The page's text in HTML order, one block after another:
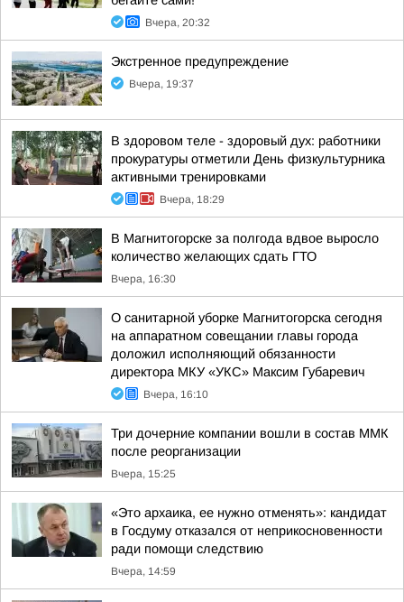
Вчера, 20:32
Экстренное предупреждение
Вчера, 19:37
В здоровом теле - здоровый дух: работники
прокуратуры отметили День физкультурника
активными тренировками
Вчера, 18:29
В Магнитогорске за полгода вдвое выросло
количество желающих сдать ГТО
Вчера, 16:30
О санитарной уборке Магнитогорска сегодня
на аппаратном совещании главы города
доложил исполняющий обязанности
директора МКУ «УКС» Максим Губаревич
Вчера, 16:10
Три дочерние компании вошли в состав ММК
после реорганизации
Вчера, 15:25
«Это архаика, ее нужно отменять»: кандидат
в Госдуму отказался от неприкосновенности
ради помощи следствию
Вчера, 14:59